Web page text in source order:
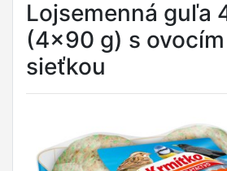
Lojsemenná guľa
(4x90 g) s
sieťkou